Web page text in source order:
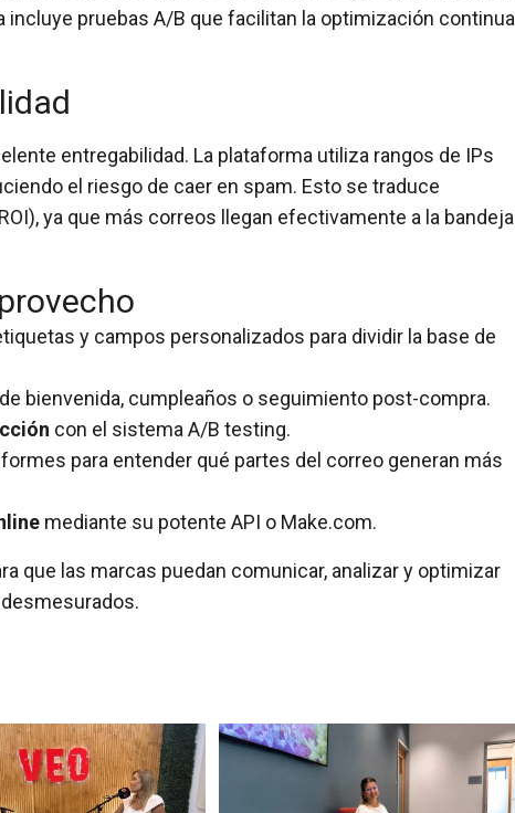
incluye pruebas A/B que facilitan la optimización continua
entregabilidad. La plataforma utiliza rangos de IPs
el riesgo de caer en spam. Esto se traduce
, ya que más correos llegan efectivamente a la bandeja
y campos personalizados para dividir la base de
bienvenida, cumpleaños o seguimiento post-compra.
con el sistema A/B testing.
para entender qué partes del correo generan más
mediante su potente API o Make.com.
que las marcas puedan comunicar, analizar y optimizar